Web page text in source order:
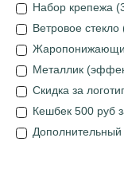
Набор крепежа
Ветровое стекло
Металлик
Скидка за
Кешбек 500 руб